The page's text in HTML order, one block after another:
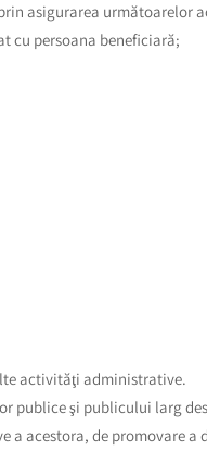
asigurarea următoarelor
cu persoana beneficiară;
activităţi administrative.
publice şi publicului larg
acestora, de promovare